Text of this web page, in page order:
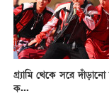
গ্র্যামি থেকে সরে দাঁড়ানো
ক...